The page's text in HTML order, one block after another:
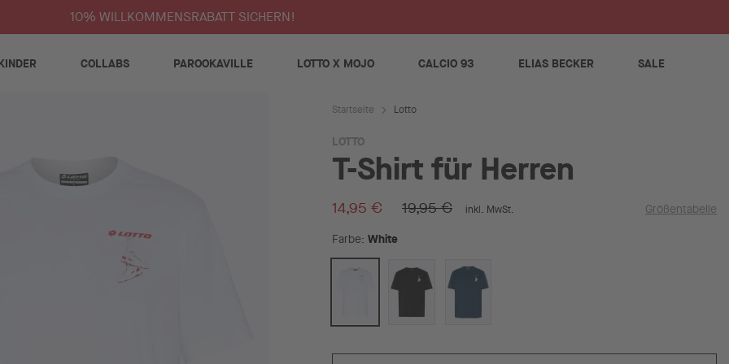
10% WILLKOMMENSRABATT SICHERN!
COLLABS PAROOKAVILLE LOTTO X MOJO CALCIO 93 ELIAS BECKER SALE
LOTTO
T-Shirt für Herren
14,95 € 19,95 € inkl. MwSt. Größentabelle
Farbe White
Startseite Lotto